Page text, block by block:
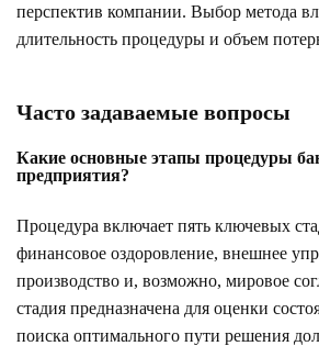
перспектив компании. Выбор метода
длительность процедуры и объем
Часто задаваемые вопросы
Какие основные этапы процедуры
предприятия?
Процедура включает пять ключевых
финансовое оздоровление, внешнее
производство и, возможно, мировое
стадия предназначена для оценки
поиска оптимального пути решения